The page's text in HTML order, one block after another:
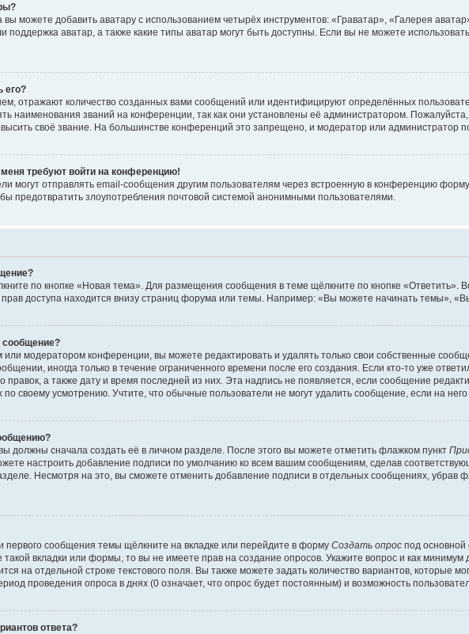
можете добавить аватару с использованием четырёх инструментов: «Граватар», «Галерея
поддержка аватар, а также какие типы аватар могут быть доступны. Если вы не можете
его?
отражают количество созданных вами сообщений или идентифицируют определённых
наименования званий на конференции, так как они установлены её администратором.
своё звание. На большинстве конференций это запрещено, и модератор или администратор
требуют войти на конференцию!
могут отправлять email-сообщения другим пользователям через встроенную в конференцию
предотвратить злоупотребления почтовой системой анонимными пользователями.
по кнопке «Новая тема». Для размещения сообщения в теме щёлкните по кнопке «Ответить».
доступа находится внизу страниц форума или темы. Например: «Вы можете начинать темы»,
сообщение?
модератором конференции, вы можете редактировать и удалять только свои собственные
иногда только в течение ограниченного времени после его создания. Если кто-то уже
правок, а также дату и время последней из них. Эта надпись не появляется, если сообщение
своему усмотрению. Учтите, что обычные пользователи не могут удалить сообщение, если на него
должны сначала создать её в личном разделе. После этого вы можете отметить флажком пункт
настроить добавление подписи по умолчанию ко всем вашим сообщениям, сделав
Несмотря на это, вы сможете отменить добавление подписи в отдельных сообщениях, убрав
первого сообщения темы щёлкните на вкладке или перейдите в форму Создать опрос под
такой вкладки или формы, то вы не имеете прав на создание опросов. Укажите вопрос и как минимум
на отдельной строке текстового поля. Вы также можете задать количество вариантов, которые
проведения опроса в днях (0 означает, что опрос будет постоянным) и возможность
ответа?